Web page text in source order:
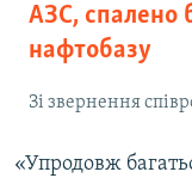
АЗС, спалено
нафтобазу
Зі звернення
«Упродовж